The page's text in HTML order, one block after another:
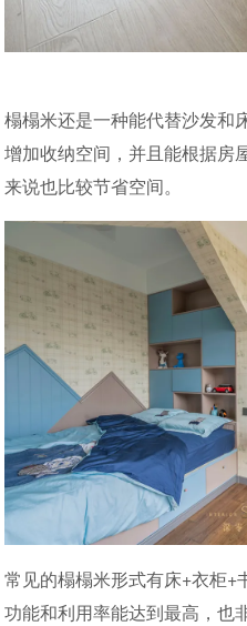
榻榻米还是一种能代替沙发和
增加收纳空间，并且能根据房
来说也比较节省空间。
常见的榻榻米形式有床+衣柜+
功能和利用率能达到最高，也